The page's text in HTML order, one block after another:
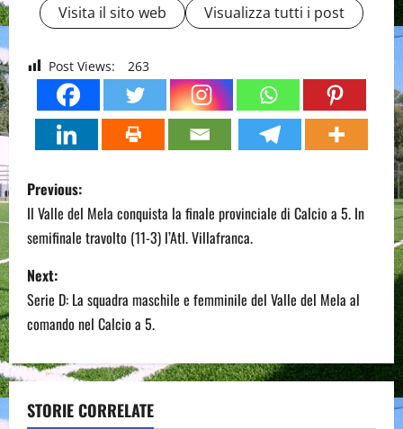
Visita il sito web Visualizza tutti i post
Post Views: 263
P
o
s
t
n
a
v
Previous:
Il Valle del Mela conquista la finale provinciale di Calcio a 5. In
semifinale travolto (11-3) l’Atl. Villafranca.
Next:
Serie D: La squadra maschile e femminile del Valle del Mela al
comando nel Calcio a 5.
STORIE CORRELATE